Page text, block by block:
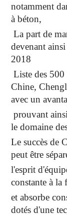
notamment
à béton,
La part de
devenant
2018
Liste des 500
Chine,
avec un
prouvant
le domaine
Le succès de
peut être
l'esprit
constante à la
et absorbe
dotés d'une